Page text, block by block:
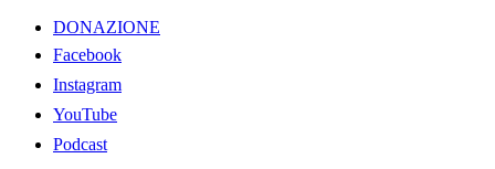
DONAZIONE
Facebook
Instagram
YouTube
Podcast